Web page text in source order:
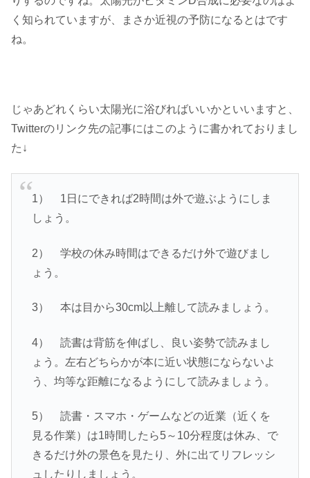
く知られていますが、まさか近視の予防になるとはです
ね。
じゃあどれくらい太陽光に浴びればいいかといいますと、
Twitterのリンク先の記事にはこのように書かれておりまし
た↓
1） 1日にできれば2時間は外で遊ぶようにしま
しょう。
2） 学校の休み時間はできるだけ外で遊びまし
ょう。
3） 本は目から30cm以上離して読みましょう。
4） 読書は背筋を伸ばし、良い姿勢で読みまし
ょう。左右どちらかが本に近い状態にならないよ
う、均等な距離になるようにして読みましょう。
5） 読書・スマホ・ゲームなどの近業（近くを
見る作業）は1時間したら5～10分程度は休み、で
きるだけ外の景色を見たり、外に出てリフレッシ
ュしたりしましょう。